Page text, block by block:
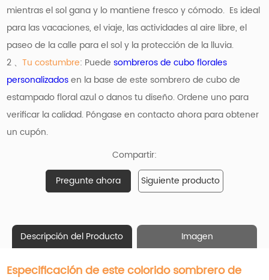
mientras el sol gana y lo mantiene fresco y cómodo. Es ideal
para las vacaciones, el viaje, las actividades al aire libre, el
paseo de la calle para el sol y la protección de la lluvia.
2 、Tu costumbre: Puedesombreros de cubo florales
personalizadosen la base de este sombrero de cubo de
estampado floral azul o danos tu diseño. Ordene uno para
verificar la calidad. Póngase en contacto ahora para obtener
un cupón.
Compartir:
Pregunte ahora
Siguiente producto
Descripción del Producto Imagen
Especificación de este colorido sombrero de